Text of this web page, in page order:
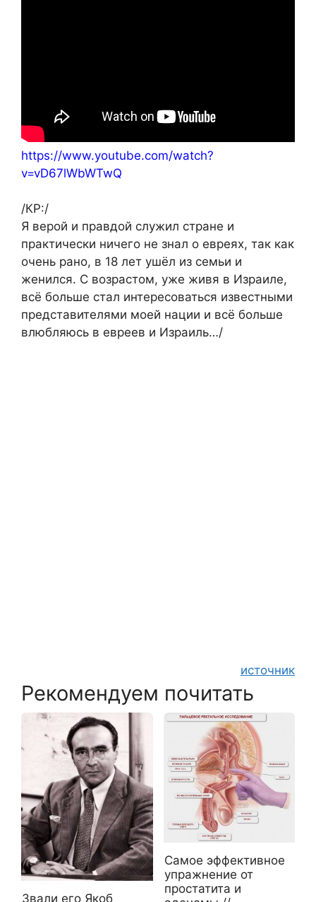
https://www.youtube.com/watch?
v=vD67lWbWTwQ
/КР:/
Я верой и правдой служил стране и
практически ничего не знал о евреях, так как
очень рано, в 18 лет ушёл из семьи и
женился. С возрастом, уже живя в Израиле,
всё больше стал интересоваться известными
представителями моей нации и всё больше
влюбляюсь в евреев и Израиль…/
источник
Рекомендуем почитать
Звали его Якоб
Самое эффективное
упражнение от
простатита и